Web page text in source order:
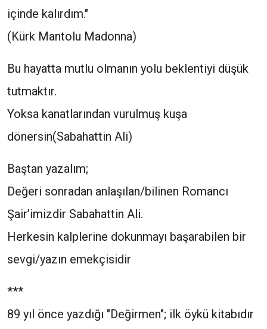
içinde kalırdım."
(Kürk Mantolu Madonna)
Bu hayatta mutlu olmanın yolu beklentiyi düşük
tutmaktır.
Yoksa kanatlarından vurulmuş kuşa
dönersin(Sabahattin Ali)
Baştan yazalım;
Değeri sonradan anlaşılan/bilinen Romancı
Şair’imizdir Sabahattin Ali.
Herkesin kalplerine dokunmayı başarabilen bir
sevgi/yazın emekçisidir
***
89 yıl önce yazdığı "Değirmen"; ilk öykü kitabıdır